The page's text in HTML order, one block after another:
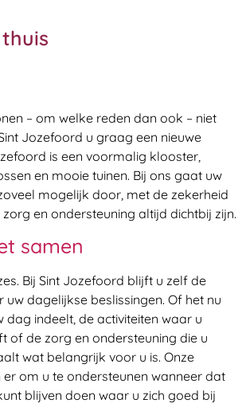
– om welke reden dan ook – niet
Jozefoord u graag een nieuwe
is een voormalig klooster,
en mooie tuinen. Bij ons gaat uw
mogelijk door, met de zekerheid
en ondersteuning altijd dichtbij zijn.
samen
Bij Sint Jozefoord blijft u zelf de
uw dagelijkse beslissingen. Of het nu
dag indeelt, de activiteiten waar u
of de zorg en ondersteuning die u
wat belangrijk voor u is. Onze
om u te ondersteunen wanneer dat
blijven doen waar u zich goed bij